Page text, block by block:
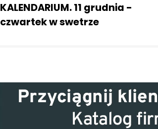
KALENDARIUM. 11 grudnia -
czwartek w swetrze